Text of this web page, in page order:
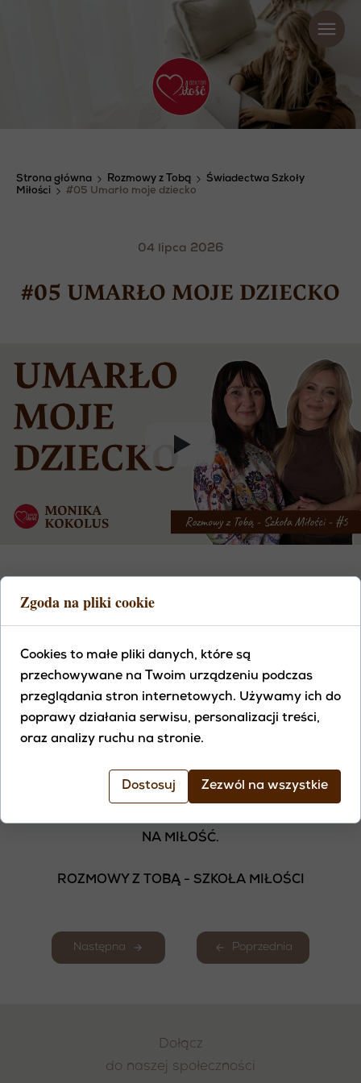
Następna
Strona główna Rozmowy z Tobą
Świadectwa Szkoły
Miłości
#05 Umarło moje dziecko
04 lipca 2026
#05 UMARŁO MOJE DZIECKO
NAJWIĘKSZEJ STRACIE? MONIKA KOKOLUS,
MENTORKA METODY DOKTOR MIŁOŚĆ, Z
NIEZWYKŁĄ ODWAGĄ DZIELI SIĘ SWOJĄ
HISTORIĄ. OPOWIADA O ŚMIERCI SWOJEGO
SYNA, DOŚWIADCZENIU ŻAŁOBY ORAZ O
TRAUMIE MOLESTOWANIA SEKSUALNEGO, Z
KTÓRĄ MIERZYŁA SIĘ PRZEZ LATA. TO SZCZERE
NAJGŁĘBSZYM CIERPIENIU MOŻLIWE JEST
NA MIŁOŚĆ.
ROZMOWY Z TOBĄ - SZKOŁA MIŁOŚCI
Poprzednia
Dołącz
do naszej społeczności
Zgoda na pliki cookie
Cookies to małe pliki danych, które są
przechowywane na Twoim urządzeniu podczas
przeglądania stron internetowych. Używamy ich do
poprawy działania serwisu, personalizacji treści,
oraz analizy ruchu na stronie.
Dostosuj Zezwól na wszystkie